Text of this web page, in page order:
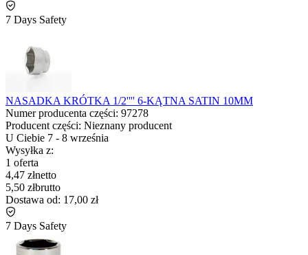
7 Days Safety
NASADKA KRÓTKA 1/2'''' 6-KĄTNA SATIN 10MM
Numer producenta części: 97278
Producent części: Nieznany producent
U Ciebie 7 - 8 września
Wysyłka z:
1 oferta
4,47 złnetto
5,50 złbrutto
Dostawa od: 17,00 zł
7 Days Safety